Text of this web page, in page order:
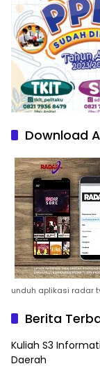
Download
unduh aplikasi radar
Berita
Kuliah S3
Daerah